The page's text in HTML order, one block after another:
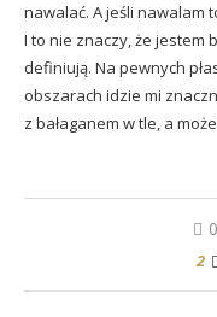
nawalać. A jeśli nawalam
I to nie znaczy, że jestem
definiują. Na pewnych
obszarach idzie mi
z bałaganem w tle, a
2